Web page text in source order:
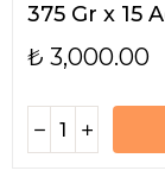
375 Gr x 15
₺ 3,000.00